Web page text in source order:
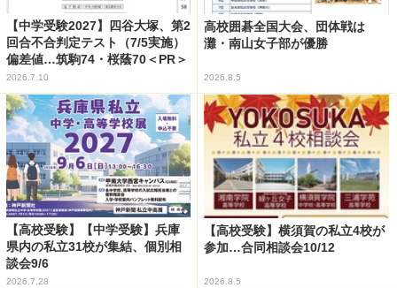
【中学受験2027】四谷大塚、第2
回合不合判定テスト（7/5実施）
偏差値…筑駒74・桜蔭70＜PR＞
2026.7.10
高校囲碁全国大会、団体戦は
灘・南山女子部が優勝
2026.8.5
【高校受験】【中学受験】兵庫
県内の私立31校が集結、個別相
談会9/6
2026.7.28
【高校受験】横須賀の私立4校が
参加…合同相談会10/12
2026.8.5